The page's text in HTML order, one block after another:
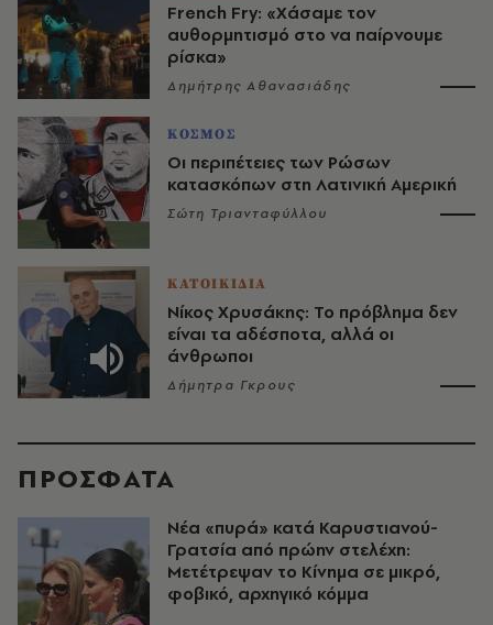
French Fry: «Χάσαμε τον
αυθορμητισμό στο να παίρνουμε
ρίσκα»
Δημήτρης Αθανασιάδης
ΚΟΣΜΟΣ
Οι περιπέτειες των Ρώσων
κατασκόπων στη Λατινική Αμερική
Σώτη Τριανταφύλλου
ΚΑΤΟΙΚΙΔΙΑ
Νίκος Χρυσάκης: Το πρόβλημα δεν
είναι τα αδέσποτα, αλλά οι
άνθρωποι
Δήμητρα Γκρους
ΠΡΟΣΦΑΤΑ
Νέα «πυρά» κατά Καρυστιανού-
Γρατσία από πρώην στελέχη:
Μετέτρεψαν το Κίνημα σε μικρό,
φοβικό, αρχηγικό κόμμα